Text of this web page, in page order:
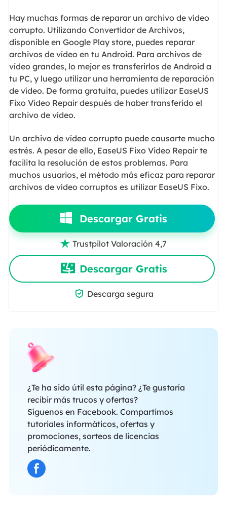
Hay muchas formas de reparar un archivo de vídeo
corrupto. Utilizando Convertidor de Archivos,
disponible en Google Play store, puedes reparar
archivos de vídeo en tu Android. Para archivos de
vídeo grandes, lo mejor es transferirlos de Android a
tu PC, y luego utilizar una herramienta de reparación
de vídeo. De forma gratuita, puedes utilizar EaseUS
Fixo Video Repair después de haber transferido el
archivo de vídeo.
Un archivo de vídeo corrupto puede causarte mucho
estrés. A pesar de ello, EaseUS Fixo Video Repair te
facilita la resolución de estos problemas. Para
muchos usuarios, el método más eficaz para reparar
archivos de vídeo corruptos es utilizar EaseUS Fixo.
Descargar Gratis
 Trustpilot Valoración 4,7
Descargar Gratis
 Descarga segura
¿Te ha sido útil esta página? ¿Te gustaría
recibir más trucos y ofertas?
Síguenos en Facebook. Compartimos
tutoriales informáticos, ofertas y
promociones, sorteos de licencias
periódicamente.